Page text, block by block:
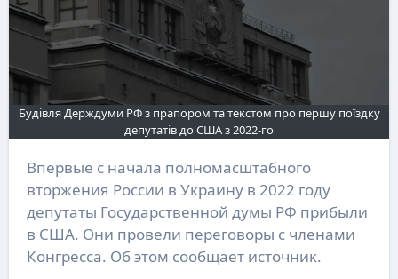
Будівля Держдуми РФ з прапором та текстом про першу поїздку
депутатів до США з 2022-го
Впервые с начала полномасштабного
вторжения России в Украину в 2022 году
депутаты Государственной думы РФ прибыли
в США. Они провели переговоры с членами
Конгресса. Об этом сообщает источник.